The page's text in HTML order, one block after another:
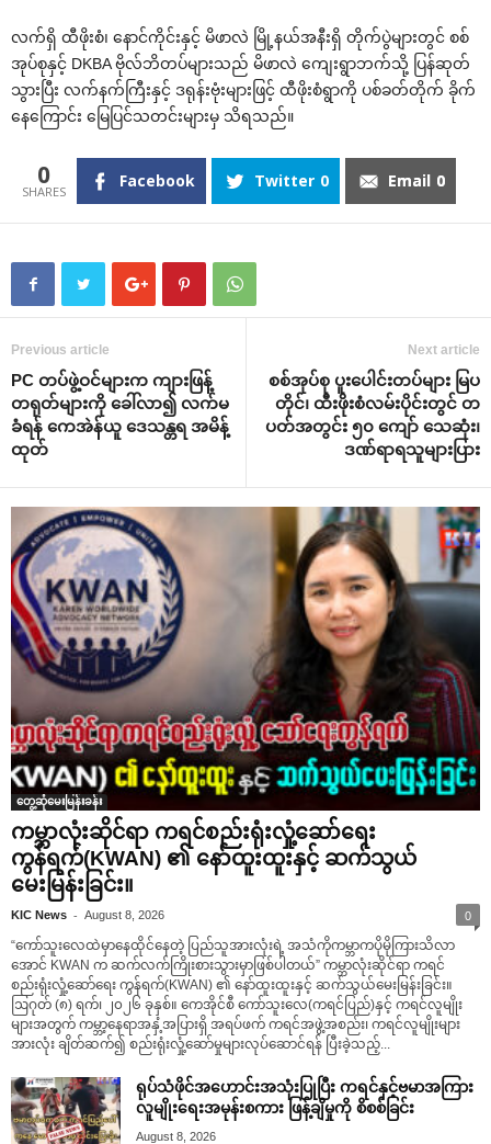
လက်ရှိ ထီဖိုးစံ၊ နောင်ကိုင်းနှင့် မိဖာလဲ မြို့နယ်အနီးရှိ တိုက်ပွဲများတွင် စစ်
အုပ်စုနှင့် DKBA ဗိုလ်ဘိတပ်များသည် မိဖာလဲ ကျေးရွာဘက်သို့ ပြန်ဆုတ်
သွားပြီး လက်နက်ကြီးနှင့် ဒရုန်းဗုံးများဖြင့် ထီဖိုးစံရွာကို ပစ်ခတ်တိုက် ခိုက်
နေကြောင်း မြေပြင်သတင်းများမှ သိရသည်။
0 Facebook Twitter 0 Email 0
Previous article
PC တပ်ဖွဲ့ဝင်များက ကျားဖြန့်
တရုတ်များကို ခေါ်လာ၍ လက်မ
ခံရန် ကေအဲန်ယူ ဒေသန္တရ အမိန့်
ထုတ်
Next article
စစ်အုပ်စု ပူးပေါင်းတပ်များ မြပ
တိုင်၊ ထီးဖိုးစံလမ်းပိုင်းတွင် တ
ပတ်အတွင်း ၅၀ ကျော် သေဆုံး၊
ဒဏ်ရာရသူများပြား
တွေ့ဆုံမေးမြန်းခန်း
ကမ္ဘာလုံးဆိုင်ရာ ကရင်စည်းရုံးလှုံ့ဆော်ရေး
ကွန်ရက်(KWAN) ၏ နော်ထူးထူးနှင့် ဆက်သွယ်
မေးမြန်းခြင်း။
KIC News - August 8, 2026 0
“ကော်သူးလေထဲမှာနေထိုင်နေတဲ့ ပြည်သူအားလုံးရဲ့ အသံကိုကမ္ဘာကပိုမိုကြားသိလာ
အောင် KWAN က ဆက်လက်ကြိုးစားသွားမှာဖြစ်ပါတယ်” ကမ္ဘာလုံးဆိုင်ရာ ကရင်
စည်းရုံးလှုံ့ဆော်ရေး ကွန်ရက်(KWAN) ၏ နော်ထူးထူးနှင့် ဆက်သွယ်မေးမြန်းခြင်း။
ဩဂုတ် (၈) ရက်၊ ၂၀၂၆ ခုနှစ်။ ကေအိုင်စီ ကော်သူးလေ(ကရင်ပြည်)နှင့် ကရင်လူမျိုး
များအတွက် ကမ္ဘာ့နေရာအနှံ့အပြားရှိ အရပ်ဖက် ကရင်အဖွဲ့အစည်း၊ ကရင်လူမျိုးများ
အားလုံး ချိတ်ဆက်၍ စည်းရုံးလှုံ့ဆော်မှုများလုပ်ဆောင်ရန် ပြီးခဲ့သည့်...
ရုပ်သံဖိုင်အဟောင်းအသုံးပြုပြီး ကရင်နှင့်ဗမာအကြား
လူမျိုးရေးအမုန်းစကား ဖြန့်ချိမှုကို စိစစ်ခြင်း
August 8, 2026